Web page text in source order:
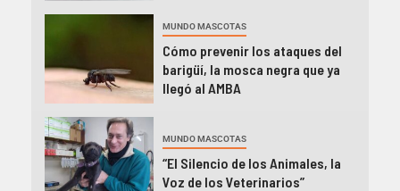
MUNDO MASCOTAS
Cómo prevenir los ataques del
barigüí, la mosca negra que ya
llegó al AMBA
MUNDO MASCOTAS
“El Silencio de los Animales, la
Voz de los Veterinarios”